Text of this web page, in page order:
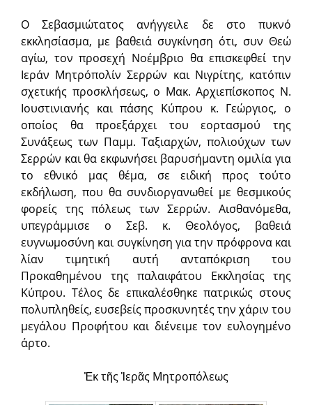
Ο Σεβασμιώτατος ανήγγειλε δε στο πυκνό
εκκλησίασμα, με βαθειά συγκίνηση ότι, συν Θεώ
αγίω, τον προσεχή Νοέμβριο θα επισκεφθεί την
Ιεράν Μητρόπολίν Σερρών και Νιγρίτης, κατόπιν
σχετικής προσκλήσεως, ο Μακ. Αρχιεπίσκοπος Ν.
Ιουστινιανής και πάσης Κύπρου κ. Γεώργιος, ο
οποίος θα προεξάρχει του εορτασμού της
Συνάξεως των Παμμ. Ταξιαρχών, πολιούχων των
Σερρών και θα εκφωνήσει βαρυσήμαντη ομιλία για
το εθνικό μας θέμα, σε ειδική προς τούτο
εκδήλωση, που θα συνδιοργανωθεί με θεσμικούς
φορείς της πόλεως των Σερρών. Αισθανόμεθα,
υπεγράμμισε ο Σεβ. κ. Θεολόγος, βαθειά
ευγνωμοσύνη και συγκίνηση για την πρόφρονα και
λίαν τιμητική αυτή ανταπόκριση του
Προκαθημένου της παλαιφάτου Εκκλησίας της
Κύπρου. Τέλος δε επικαλέσθηκε πατρικώς στους
πολυπληθείς, ευσεβείς προσκυνητές την χάριν του
μεγάλου Προφήτου και διένειμε τον ευλογημένο
άρτο.
Ἐκ τῆς Ἱερᾶς Μητροπόλεως